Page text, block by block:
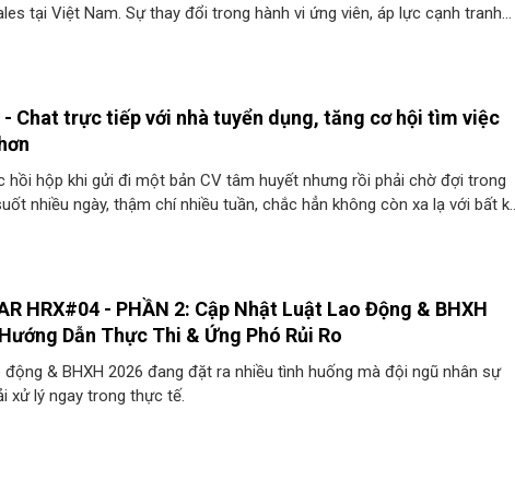
tại Việt Nam. Sự thay đổi trong hành vi ứng viên, áp lực cạnh tranh
- Chat trực tiếp với nhà tuyển dụng, tăng cơ hội tìm việc
hồi hộp khi gửi đi một bản CV tâm huyết nhưng rồi phải chờ đợi trong
nhiều ngày, thậm chí nhiều tuần, chắc hẳn không còn xa lạ với bất
nối bạn với nhà tuyển dụng
HRX#04 - PHẦN 2: Cập Nhật Luật Lao Động & BHXH
Dẫn Thực Thi & Ứng Phó Rủi Ro
động & BHXH 2026 đang đặt ra nhiều tình huống mà đội ngũ nhân sự
xử lý ngay trong thực tế.